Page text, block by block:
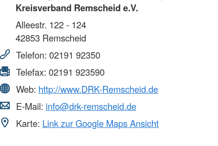
Kreisverband Remscheid e.V.
Alleestr. 122 - 124
42853 Remscheid
Telefon: 02191 92350
Telefax: 02191 923590
Web: http://www.DRK-Remscheid.de
E-Mail: info@drk-remscheid.de
Karte: Link zur Google Maps Ansicht